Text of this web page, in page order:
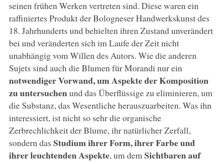
seinen frühen Werken vertreten sind. Diese waren ein
raffiniertes Produkt der Bologneser Handwerkskunst des
18. Jahrhunderts und behielten ihren Zustand unverändert
bei und veränderten sich im Laufe der Zeit nicht
unabhängig vom Willen des Autors. Wie die anderen
Sujets sind auch die Blumen für Morandi nur ein
notwendiger Vorwand, um Aspekte der Komposition
zu untersuchenund das Überflüssige zu eliminieren, um
die Substanz, das Wesentliche herauszuarbeiten. Was ihn
interessiert, ist nicht so sehr die organische
Zerbrechlichkeit der Blume, ihr natürlicher Zerfall,
sondern das Studium ihrer Form, ihrer Farbe und
ihrer leuchtenden Aspekte, um dem Sichtbaren auf